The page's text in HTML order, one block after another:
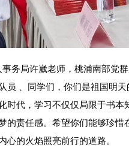
局许崴老师，桃浦南部党群
员 、同学们，你们是祖国明
时代，学习不仅仅局限于书
的责任感。希望你们能够珍
心的火焰照亮前行的道路。